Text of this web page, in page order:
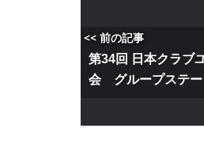
<< 前の記事
第34回 日本クラブ
会 グループステー